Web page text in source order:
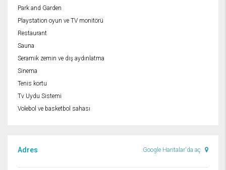
Park and Garden
Playstation oyun ve TV monitörü
Restaurant
Sauna
Seramik zemin ve dış aydınlatma
Sinema
Tenis kortu
Tv Uydu Sistemi
Volebol ve basketbol sahası
Adres Google Haritalar'da aç